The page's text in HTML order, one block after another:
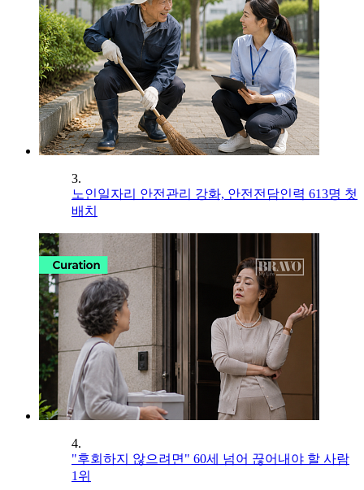
3.
노인일자리 안전관리 강화, 안전전담인력 613명 첫
배치
4.
"후회하지 않으려면" 60세 넘어 끊어내야 할 사람
1위